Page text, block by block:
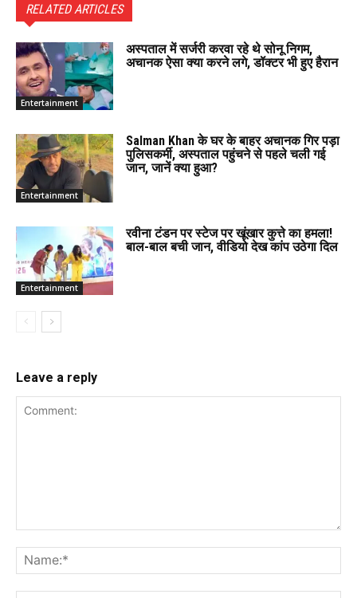
RELATED ARTICLES
Entertainment
अस्पताल में सर्जरी करवा रहे थे सोनू निगम,
अचानक ऐसा क्या करने लगे, डॉक्टर भी हुए हैरान
Entertainment
Salman Khan के घर के बाहर अचानक गिर पड़ा
पुलिसकर्मी, अस्पताल पहुंचने से पहले चली गई
जान, जानें क्या हुआ?
Entertainment
रवीना टंडन पर स्टेज पर खूंखार कुत्ते का हमला!
बाल-बाल बची जान, वीडियो देख कांप उठेगा दिल
Leave a reply